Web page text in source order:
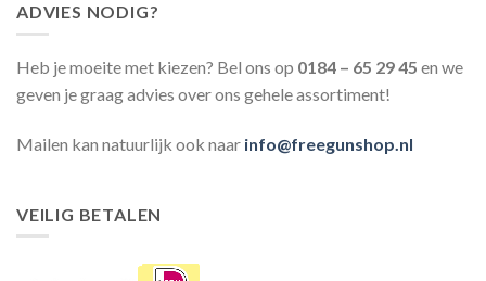
ADVIES NODIG?
Heb je moeite met kiezen? Bel ons op 0184 – 65 29 45 en we
geven je graag advies over ons gehele assortiment!
Mailen kan natuurlijk ook naar info@freegunshop.nl
VEILIG BETALEN